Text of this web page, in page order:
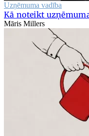
Uzņēmuma vadība
Kā noteikt
Māris Millers